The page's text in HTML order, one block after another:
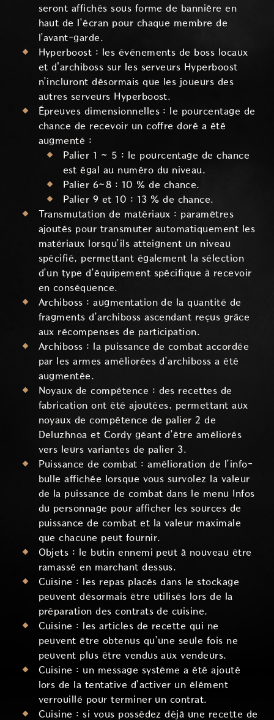
seront affichés sous forme de bannière en
haut de l’écran pour chaque membre de
l’avant-garde.
Hyperboost : les événements de boss locaux
et d'archiboss sur les serveurs Hyperboost
n’incluront désormais que les joueurs des
autres serveurs Hyperboost.
Épreuves dimensionnelles : le pourcentage de
chance de recevoir un coffre doré a été
augmenté :
Palier 1 ~ 5 : le pourcentage de chance
est égal au numéro du niveau.
Palier 6~8 : 10 % de chance.
Palier 9 et 10 : 13 % de chance.
Transmutation de matériaux : paramètres
ajoutés pour transmuter automatiquement les
matériaux lorsqu’ils atteignent un niveau
spécifié, permettant également la sélection
d’un type d’équipement spécifique à recevoir
en conséquence.
Archiboss : augmentation de la quantité de
fragments d’archiboss ascendant reçus grâce
aux récompenses de participation.
Archiboss : la puissance de combat accordée
par les armes améliorées d’archiboss a été
augmentée.
Noyaux de compétence : des recettes de
fabrication ont été ajoutées, permettant aux
noyaux de compétence de palier 2 de
Deluzhnoa et Cordy géant d’être améliorés
vers leurs variantes de palier 3.
Puissance de combat : amélioration de l’info-
bulle affichée lorsque vous survolez la valeur
de la puissance de combat dans le menu Infos
du personnage pour afficher les sources de
puissance de combat et la valeur maximale
que chacune peut fournir.
Objets : le butin ennemi peut à nouveau être
ramassé en marchant dessus.
Cuisine : les repas placés dans le stockage
peuvent désormais être utilisés lors de la
préparation des contrats de cuisine.
Cuisine : les articles de recette qui ne
peuvent être obtenus qu’une seule fois ne
peuvent plus être vendus aux vendeurs.
Cuisine : un message système a été ajouté
lors de la tentative d’activer un élément
verrouillé pour terminer un contrat.
Cuisine : si vous possédez déjà une recette de